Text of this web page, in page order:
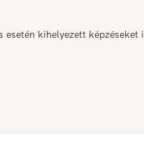
esetén kihelyezett képzéseket